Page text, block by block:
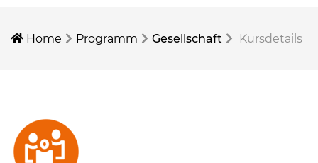
Home Programm Gesellschaft Kursdetails